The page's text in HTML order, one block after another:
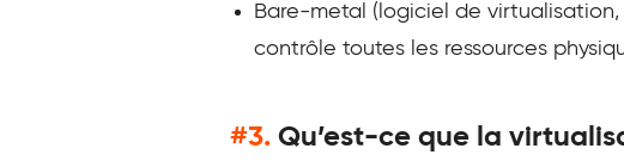
Bare-metal (logiciel de
contrôle toutes les ressources
#3. Qu’est-ce que la